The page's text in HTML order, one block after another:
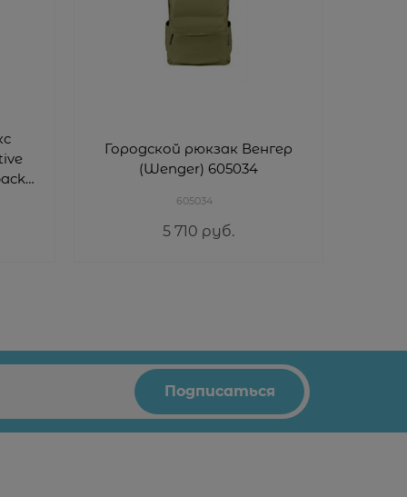
Городской рюкзак Венгер
(Wenger) 605034
605034
5 710 руб.